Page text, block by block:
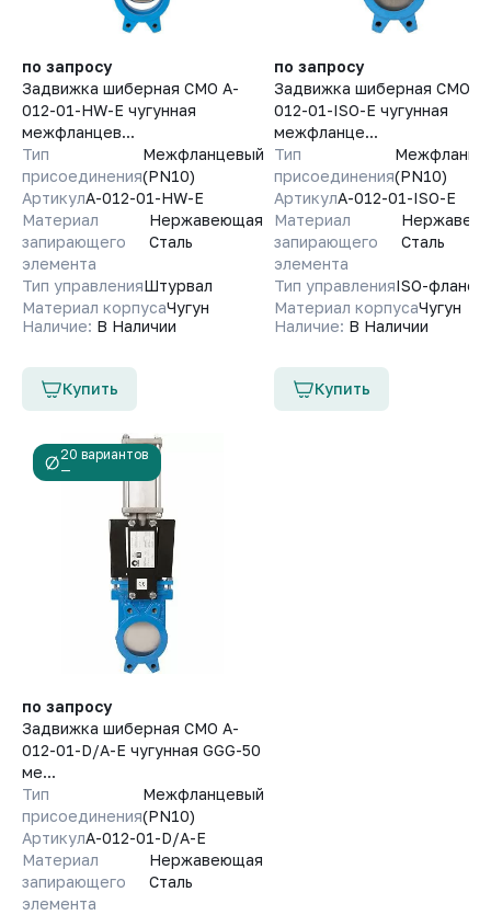
по запросу
Задвижка шиберная СМО A-
012-01-HW-E чугунная
межфланцев...
Тип
присоединения
Межфланцевый
(PN10)
АртикулA-012-01-HW-E
Материал
запирающего
элемента
Нержавеющая
Сталь
Тип управленияШтурвал
Материал корпусаЧугун
Наличие: В Наличии
Купить
по запросу
Задвижка шиберная СМО A-
012-01-ISO-E чугунная
межфланце...
Тип
присоединения(PN10)
АртикулA-012-01-ISO-E
Материал
запирающего
элемента
Сталь
Тип управленияISO-фланец
Материал корпусаЧугун
Наличие: В Наличии
Купить
20 вариантов
—
по запросу
Задвижка шиберная СМО A-
012-01-D/A-E чугунная GGG-50
ме...
Тип
присоединения
Межфланцевый
(PN10)
АртикулA-012-01-D/A-E
Материал
запирающего
элемента
Нержавеющая
Сталь